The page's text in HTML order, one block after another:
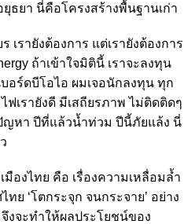
ธยา นี่คือโครงสร้างพื้นฐานเก่า
เรายังต้องการ แต่เรายังต้องการ
ถ้าเข้าใจมิตินี้ เราจะลงทุน
อร์ดบีโอไอ ผมเจอนักลงทุน ทุก
ฟเรายังดี มีเสถียรภาพ ไม่ติดติดๆ
ญหา ปีที่แล้วน้ำท่วม ปีนี้ภัยแล้ง นี่
มืองไทย คือ เรื่องความเหลื่อมล้ำ
ทย ‘โตกระจุก จนกระจาย’ อย่าง
งจะทำให้ผลประโยชน์ของ